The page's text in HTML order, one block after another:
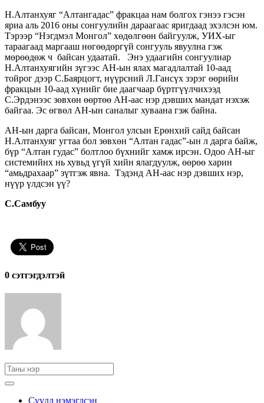
Н.Алтанхуяг “Алтангадас” фракцаа нам болгох гэнээ гэсэн
яриа аль 2016 оны сонгуулийн дараагаас яригдаад эхэлсэн юм.
Тэрээр “Нэгдмэл Монгол” хөдөлгөөн байгуулж, УИХ-ыг
тараагаад маргааш нөгөөдөргүй сонгууль явуулна гэж
мөрөөдөж ч байсан удаатай. Энэ удаагийн сонгуулиар
Н.Алтанхуягийн зүгээс АН-ын ялах магадлалтай 10-аад
тойрог дээр С.Баярцогт, нүүрсний Л.Гансүх зэрэг өөрийн
фракцын 10-аад хүнийг бие даагчаар бүртгүүлчихээд
С.Эрдэнээс зөвхөн өөртөө АН-аас нэр дэвших мандат нэхэж
байгаа. Эс өгвөл АН-ын саналыг хуваана гэж байна.
АН-ын дарга байсан, Монгол улсын Ерөнхий сайд байсан
Н.Алтанхуяг угтаа бол зөвхөн “Алтан гадас”-ын л дарга байж,
бүр “Алтан гудас” болтлоо бүхнийг хамж ирсэн. Одоо АН-ыг
системийнх нь хувьд үгүй хийн ялагдуулж, өөрөө харин
“амьдрахаар” зүтгэж явна. Тэдэнд АН-аас нэр дэвших нэр,
нүүр үлдсэн үү?
С.Самбуу
0 cэтгэгдэлтэй
Сүүлд нэмэгдсэн